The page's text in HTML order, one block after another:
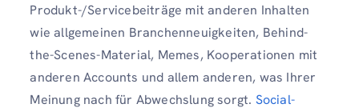
Produkt-/Servicebeiträge mit anderen Inhalten
wie allgemeinen Branchenneuigkeiten, Behind-
the-Scenes-Material, Memes, Kooperationen mit
anderen Accounts und allem anderen, was Ihrer
Meinung nach für Abwechslung sorgt. Social-